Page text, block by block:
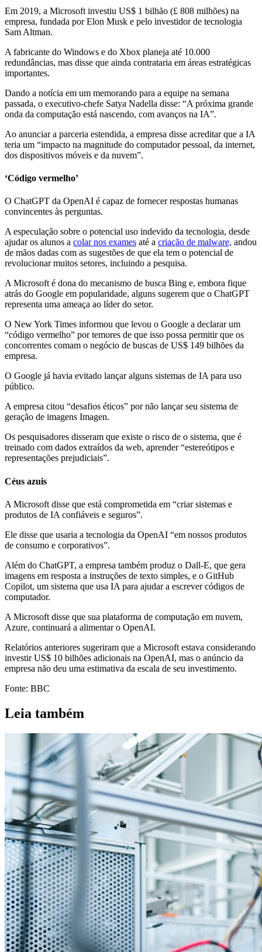
Em 2019, a Microsoft investiu US$ 1 bilhão (£ 808 milhões) na
empresa, fundada por Elon Musk e pelo investidor de tecnologia
Sam Altman.
A fabricante do Windows e do Xbox planeja até 10.000
redundâncias, mas disse que ainda contrataria em áreas estratégicas
importantes.
Dando a notícia em um memorando para a equipe na semana
passada, o executivo-chefe Satya Nadella disse: “A próxima grande
onda da computação está nascendo, com avanços na IA”.
Ao anunciar a parceria estendida, a empresa disse acreditar que a IA
teria um “impacto na magnitude do computador pessoal, da internet,
dos dispositivos móveis e da nuvem”.
‘Código vermelho’
O ChatGPT da OpenAI é capaz de fornecer respostas humanas
convincentes às perguntas.
A especulação sobre o potencial uso indevido da tecnologia, desde
ajudar os alunos a colar nos exames até a criação de malware, andou
de mãos dadas com as sugestões de que ela tem o potencial de
revolucionar muitos setores, incluindo a pesquisa.
A Microsoft é dona do mecanismo de busca Bing e, embora fique
atrás do Google em popularidade, alguns sugerem que o ChatGPT
representa uma ameaça ao líder do setor.
O New York Times informou que levou o Google a declarar um
“código vermelho” por temores de que isso possa permitir que os
concorrentes comam o negócio de buscas de US$ 149 bilhões da
empresa.
O Google já havia evitado lançar alguns sistemas de IA para uso
público.
A empresa citou “desafios éticos” por não lançar seu sistema de
geração de imagens Imagen.
Os pesquisadores disseram que existe o risco de o sistema, que é
treinado com dados extraídos da web, aprender “estereótipos e
representações prejudiciais”.
Céus azuis
A Microsoft disse que está comprometida em “criar sistemas e
produtos de IA confiáveis ​​e seguros”.
Ele disse que usaria a tecnologia da OpenAI “em nossos produtos
de consumo e corporativos”.
Além do ChatGPT, a empresa também produz o Dall-E, que gera
imagens em resposta a instruções de texto simples, e o GitHub
Copilot, um sistema que usa IA para ajudar a escrever códigos de
computador.
A Microsoft disse que sua plataforma de computação em nuvem,
Azure, continuará a alimentar o OpenAI.
Relatórios anteriores sugeriram que a Microsoft estava considerando
investir US$ 10 bilhões adicionais na OpenAI, mas o anúncio da
empresa não deu uma estimativa da escala de seu investimento.
Fonte: BBC
Leia também